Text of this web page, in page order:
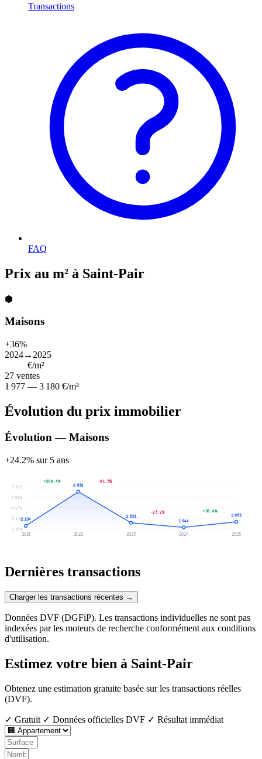
Transactions
FAQ
Prix au m² à Saint-Pair
⬢
Maisons
+36%
2024→2025
€/m²
27 ventes
1 977 — 3 180 €/m²
Évolution du prix immobilier
Évolution — Maisons
+24.2% sur 5 ans
1 750
3 110
4 471
5 831
7 192
2 134
2021
6 538
2022
2 531
2023
1 944
2024
2 651
2025
+206.4% -61.3%
-23.2% +36.4%
Dernières transactions
Charger les transactions récentes →
Données DVF (DGFiP). Les transactions individuelles ne sont pas
indexées par les moteurs de recherche conformément aux conditions
d'utilisation.
Estimez votre bien à Saint-Pair
Obtenez une estimation gratuite basée sur les transactions réelles
(DVF).
✓ Gratuit ✓ Données officielles DVF ✓ Résultat immédiat